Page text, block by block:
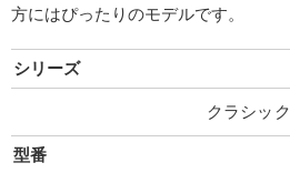
方にはぴったりのモデルです。
シリーズ
クラシック
型番